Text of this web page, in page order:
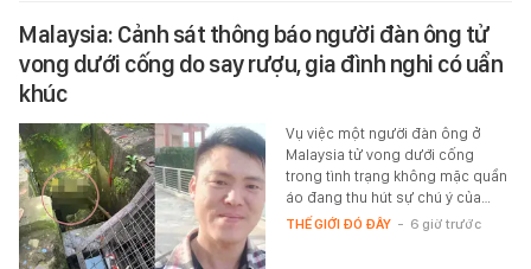
Malaysia: Cảnh sát thông báo người đàn ông tử
vong dưới cống do say rượu, gia đình nghi có uẩn
khúc
Vụ việc một người đàn ông ở
Malaysia tử vong dưới cống
trong tình trạng không mặc quần
áo đang thu hút sự chú ý của…
THẾ GIỚI ĐÓ ĐÂY - 6 giờ trước